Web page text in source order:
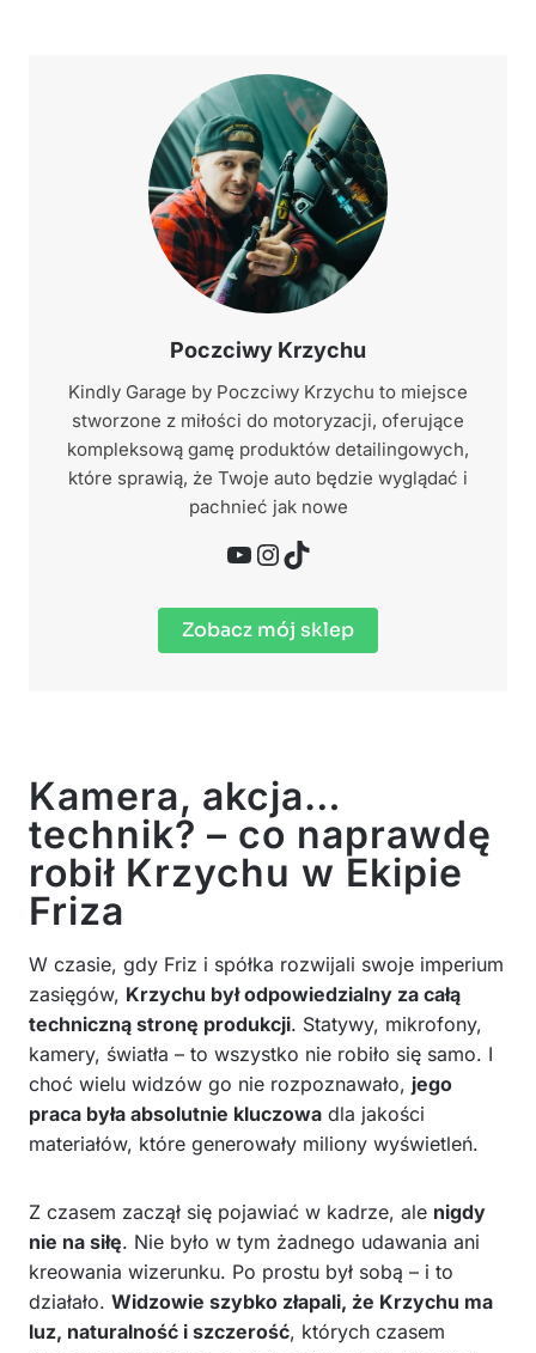
Poczciwy Krzychu
Kindly Garage by Poczciwy Krzychu to miejsce
stworzone z miłości do motoryzacji, oferujące
kompleksową gamę produktów detailingowych,
które sprawią, że Twoje auto będzie wyglądać i
pachnieć jak nowe
YouTube InstagramTikTok
Zobacz mój sklep
Kamera, akcja…
technik? – co naprawdę
robił Krzychu w Ekipie
Friza
W czasie, gdy Friz i spółka rozwijali swoje imperium
zasięgów, Krzychu był odpowiedzialny za całą
techniczną stronę produkcji. Statywy, mikrofony,
kamery, światła – to wszystko nie robiło się samo. I
choć wielu widzów go nie rozpoznawało, jego
praca była absolutnie kluczowa dla jakości
materiałów, które generowały miliony wyświetleń.
Z czasem zaczął się pojawiać w kadrze, ale nigdy
nie na siłę. Nie było w tym żadnego udawania ani
kreowania wizerunku. Po prostu był sobą – i to
działało. Widzowie szybko złapali, że Krzychu ma
luz, naturalność i szczerość, których czasem